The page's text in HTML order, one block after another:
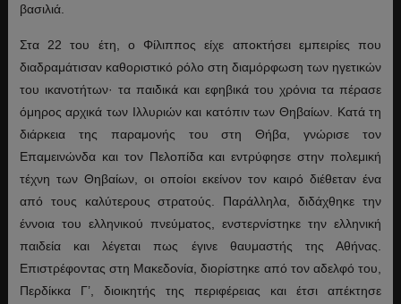
βασιλιά.
Στα 22 του έτη, ο Φίλιππος είχε αποκτήσει εμπειρίες που
διαδραμάτισαν καθοριστικό ρόλο στη διαμόρφωση των ηγετικών
του ικανοτήτων· τα παιδικά και εφηβικά του χρόνια τα πέρασε
όμηρος αρχικά των Ιλλυριών και κατόπιν των Θηβαίων. Κατά τη
διάρκεια της παραμονής του στη Θήβα, γνώρισε τον
Επαμεινώνδα και τον Πελοπίδα και εντρύφησε στην πολεμική
τέχνη των Θηβαίων, οι οποίοι εκείνον τον καιρό διέθεταν ένα
από τους καλύτερους στρατούς. Παράλληλα, διδάχθηκε την
έννοια του ελληνικού πνεύματος, ενστερνίστηκε την ελληνική
παιδεία και λέγεται πως έγινε θαυμαστής της Αθήνας.
Επιστρέφοντας στη Μακεδονία, διορίστηκε από τον αδελφό του,
Περδίκκα Γ’, διοικητής της περιφέρειας και έτσι απέκτησε